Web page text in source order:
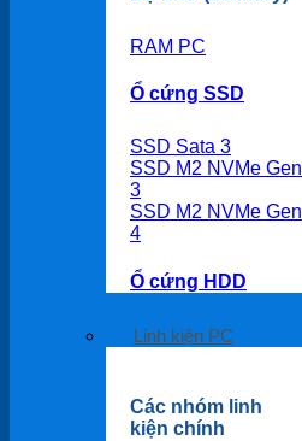
RAM PC
Ổ cứng SSD
SSD Sata 3
SSD M2 NVMe Gen
3
SSD M2 NVMe Gen
4
Ổ cứng HDD
Linh kiện PC
Các nhóm linh
kiện chính